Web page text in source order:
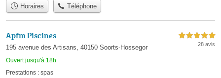
Horaires Téléphone
Apfm Piscines
195 avenue des Artisans, 40150 Soorts-Hossegor
Ouvert jusqu'à 18h
5,0 étoiles sur 5
28 avis
Prestations : spas